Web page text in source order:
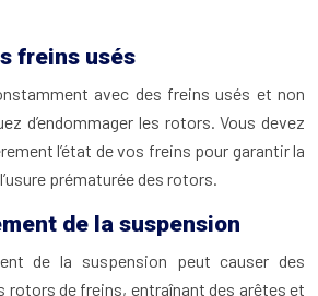
freins usés
avec des freins usés et non
d’endommager les rotors. Vous devez
l’état de vos freins pour garantir la
prématurée des rotors.
de la suspension
de la suspension peut causer des
rotors de freins, entraînant des arêtes et